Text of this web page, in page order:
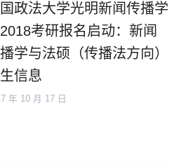
政法大学光明新闻传播学
考研报名启动：新闻
学与法硕（传播法方向）
信息
年 10 月 17 日